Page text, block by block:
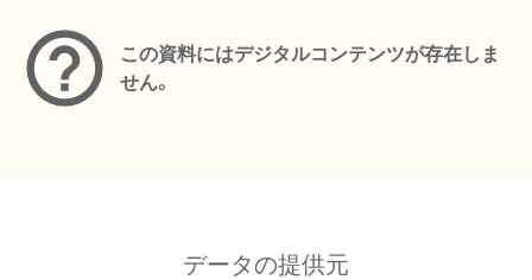
この資料にはデジタルコンテンツが存在しま
せん。
データの提供元